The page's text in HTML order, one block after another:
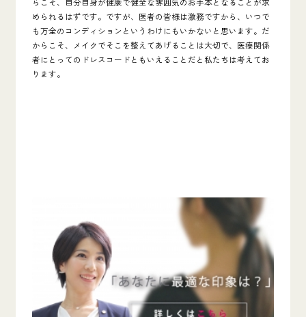
められるはずです。ですが、医者の皆様は激務ですから、いつで
も万全のコンディションというわけにもいかないと思います。だ
からこそ、メイクでそこを整えてあげることは大切で、医療関係
者にとってのドレスコードともいえることだと私たちは考えてお
ります。